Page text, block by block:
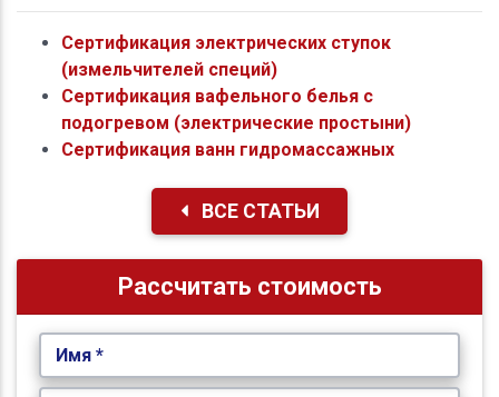
Сертификация электрических ступок
(измельчителей специй)
Сертификация вафельного белья с
подогревом (электрические простыни)
Сертификация ванн гидромассажных
ВСЕ СТАТЬИ
Рассчитать стоимость
Имя *